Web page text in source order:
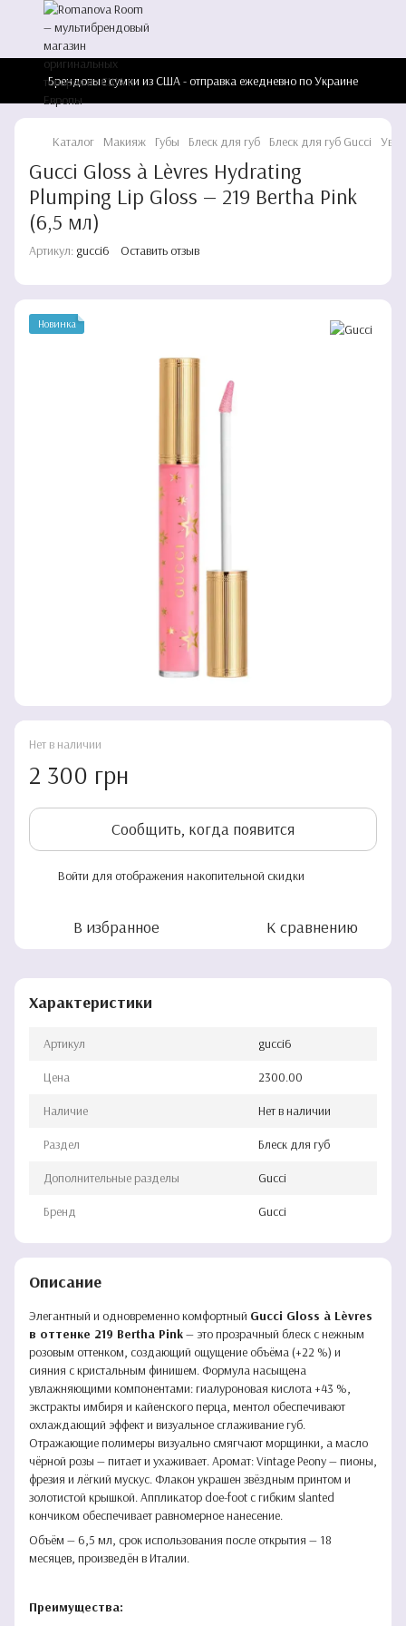
Брендовые сумки из США - отправка ежедневно по Украине
Каталог Макияж Губы Блеск для губ Блеск для губ Gucci
Gucci Gloss à Lèvres Hydrating
Plumping Lip Gloss — 219 Bertha Pink
(6,5 мл)
Артикул: gucci6 Оставить отзыв
Новинка
Нет в наличии
2 300 грн
Сообщить, когда появится
Войти для отображения накопительной скидки
В избранное К сравнению
Характеристики
Артикул gucci6
Цена 2300.00
Наличие Нет в наличии
Раздел Блеск для губ
Дополнительные разделы Gucci
Бренд Gucci
Описание
Элегантный и одновременно комфортный Gucci Gloss à Lèvres
в оттенке 219 Bertha Pink— это прозрачный блеск с нежным
розовым оттенком, создающий ощущение объёма (+22 %) и
сияния с кристальным финишем. Формула насыщена
увлажняющими компонентами: гиалуроновая кислота +43 %,
экстракты имбиря и кайенского перца, ментол обеспечивают
охлаждающий эффект и визуальное сглаживание губ.
Отражающие полимеры визуально смягчают морщинки, а масло
чёрной розы — питает и ухаживает. Аромат: Vintage Peony — пионы,
фрезия и лёгкий мускус. Флакон украшен звёздным принтом и
золотистой крышкой. Аппликатор doe-foot с гибким slanted
кончиком обеспечивает равномерное нанесение.
Объём — 6,5 мл, срок использования после открытия — 18
месяцев, произведён в Италии.
Преимущества: